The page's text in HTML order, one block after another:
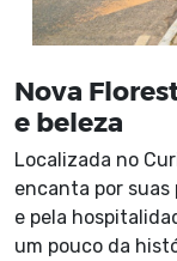
Nova
e beleza
Localizada no
encanta por
e pela
um pouco da